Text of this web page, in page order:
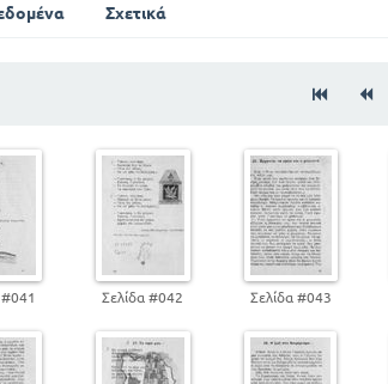
Σχετικά
#041 Σελίδα #042 Σελίδα #043